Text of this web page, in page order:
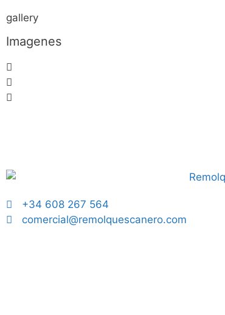
gallery
Imagenes
+34 608 267 564
comercial@remolquescanero.com